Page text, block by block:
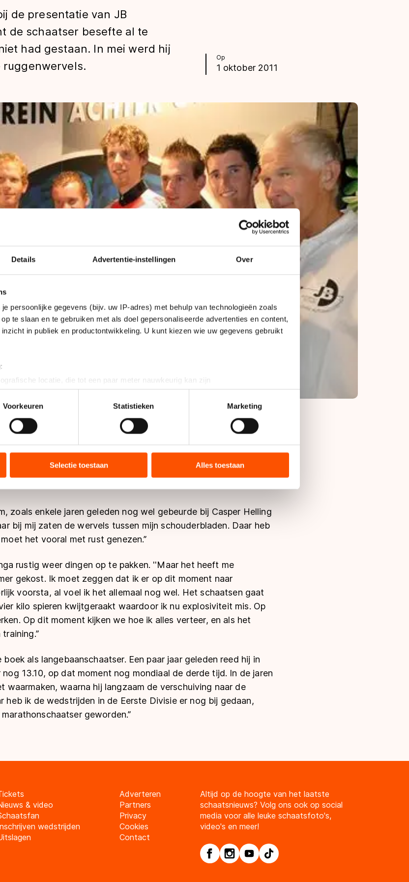
Details Advertentie-instellingen Over
persoonlijke gegevens (bijv. uw IP-adres) met behulp van technologieën zoals
te slaan en te gebruiken met als doel gepersonaliseerde advertenties en content,
in publiek en productontwikkeling. U kunt kiezen wie uw gegevens gebruikt
locatie, die tot een paar meter nauwkeurig kan zijn
te scannen op specifieke eigenschappen (fingerprinting)
worden verwerkt en stel uw voorkeuren in het
detailgedeeltein. U kunt uw
intrekken in de Cookieverklaring.
gebruik van onze site met onze partners voor social media, advertenties en
andere gegevens die u aan hen heeft verstrekt of die zij hebben verzameld via
gegevens doorgeven aan landen buiten de EU, zoals de VS, waar mogelijk geen
de GDPR. Door op ‘Toestaan’ te klikken, stemt u in met deze overdracht.
Voorkeuren Statistieken Marketing
Selectie toestaan Alles toestaan
Op
1 oktober 2011
de presentatie van JB
de schaatser besefte al te
had gestaan. In mei werd hij
ruggenwervels.
ongeluk’’, haalt Osinga de aanrijding nog eens terug. ''En
Al die tijd kon ik helemaal niks, heb ik alleen maar thuis
zoals enkele jaren geleden nog wel gebeurde bij Casper Helling
bij mij zaten de wervels tussen mijn schouderbladen. Daar heb
het vooral met rust genezen.’’
rustig weer dingen op te pakken. ''Maar het heeft me
gekost. Ik moet zeggen dat ik er op dit moment naar
voorsta, al voel ik het allemaal nog wel. Het schaatsen gaat
kilo spieren kwijtgeraakt waardoor ik nu explosiviteit mis. Op
Op dit moment kijken we hoe ik alles verteer, en als het
als langebaanschaatser. Een paar jaar geleden reed hij in
13.10, op dat moment nog mondiaal de derde tijd. In de jaren
waarmaken, waarna hij langzaam de verschuiving naar de
heb ik de wedstrijden in de Eerste Divisie er nog bij gedaan,
geworden.’’
& video
wedstrijden
Adverteren
Partners
Privacy
Cookies
Contact
Altijd op de hoogte van het laatste
schaatsnieuws? Volg ons ook op social
media voor alle leuke schaatsfoto's,
video's en meer!